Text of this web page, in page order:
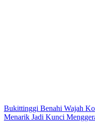
Bukittinggi Benahi Wajah
Menarik Jadi Kunci